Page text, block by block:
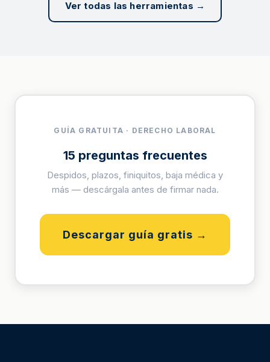
Ver todas las herramientas →
GUÍA GRATUITA · DERECHO LABORAL
15 preguntas frecuentes
Despidos, plazos, finiquitos, baja médica y
más — descárgala antes de firmar nada.
Descargar guía gratis →